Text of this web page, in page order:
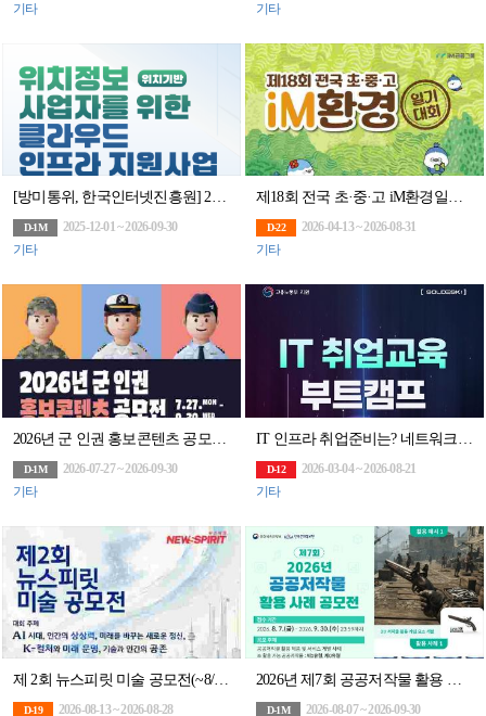
기타
기타
[방미통위, 한국인터넷진흥원] 2026년 위치정보 사업자를 위한 클라우드 인프라 지원사업
D-1M
2025-12-01 ~ 2026-09-30
기타
제18회 전국 초·중·고 iM환경일기 대회(~8.31.)
D-22
2026-04-13 ~ 2026-08-31
기타
D-1M
2026-07-27 ~ 2026-09-30
기타
D-12
2026-03-04 ~ 2026-08-21
기타
제 2회 뉴스피릿 미술 공모전(~8/28)
D-19
2026-08-13 ~ 2026-08-28
D-1M
2026-08-07 ~ 2026-09-30